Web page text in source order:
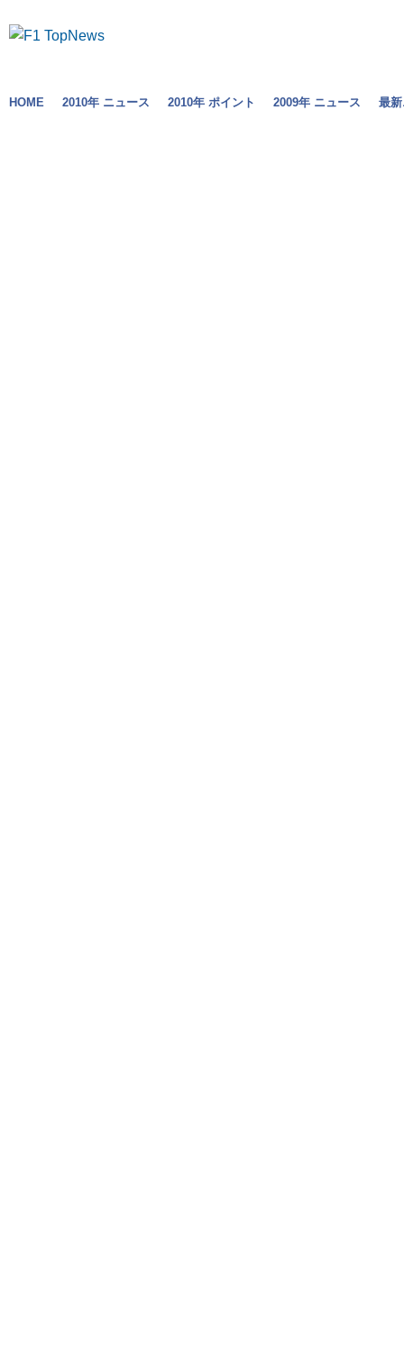
HOME 2010年 ニュース 2010年 ポイント 2009年 ニュース 最